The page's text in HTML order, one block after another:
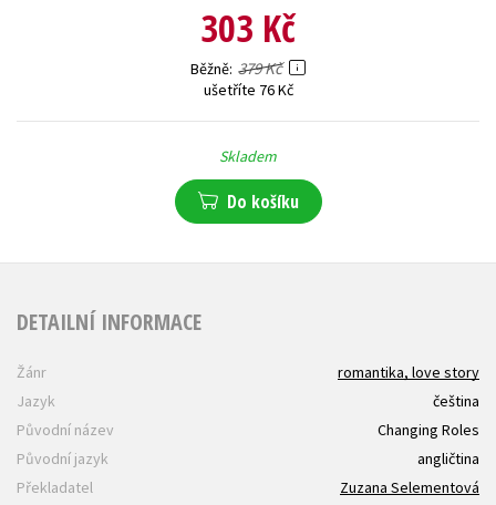
303 Kč
Běžně 379 Kč
ušetříte 76 Kč
Skladem
Do košíku
DETAILNÍ INFORMACE
Žánr
romantika, love story
Jazyk
čeština
Původní název
Changing Roles
Původní jazyk
angličtina
Překladatel
Zuzana Selementová